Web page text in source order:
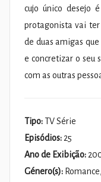
cujo único desejo
protagonista vai ter
de duas amigas
e concretizar o seu
com as outras
Tipo:TV Série
Episódios: 25
Ano de Exibição:
Género(s):